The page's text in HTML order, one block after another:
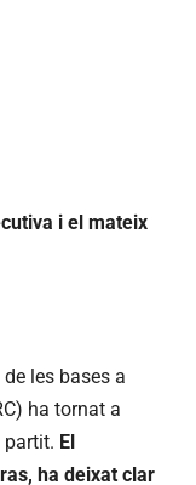
i el mateix
les bases a
ha tornat a
partit. El
ha deixat clar